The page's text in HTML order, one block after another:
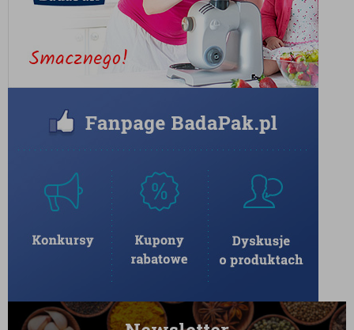
podaniem przecedzić przez drobne sitko.
Najlepiej smakuje z dodatkiem mleka.